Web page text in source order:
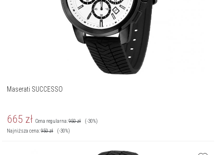
Maserati SUCCESSO
665 zł Cena regularna:950zł
(-30%)
Najniższa cena:950zł (-30%)